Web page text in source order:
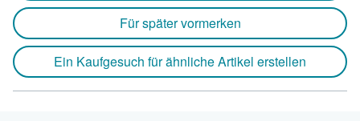
Für später vormerken
Ein Kaufgesuch für ähnliche Artikel erstellen